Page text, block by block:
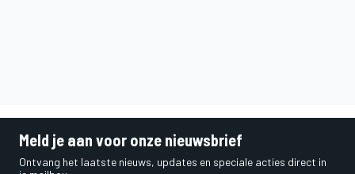
Meld je aan voor onze nieuwsbrief
Ontvang het laatste nieuws, updates en speciale acties direct in